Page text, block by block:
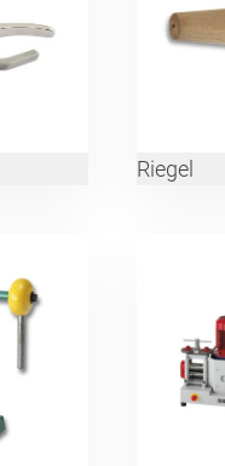
Riegel